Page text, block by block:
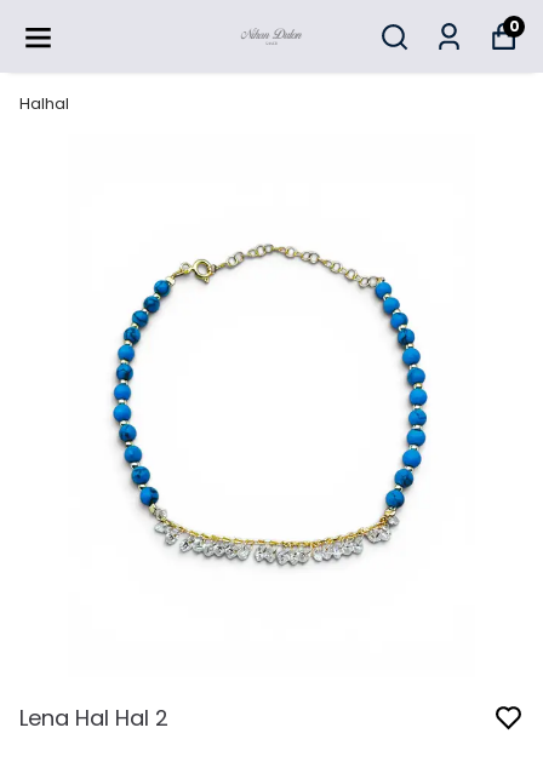
0
Halhal
Lena Hal Hal 2